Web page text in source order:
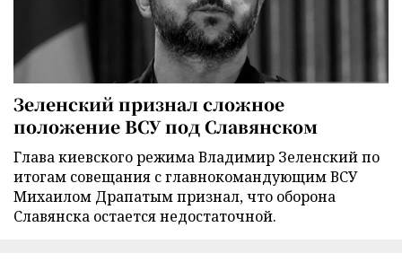
Зеленский признал сложное
положение ВСУ под Славянском
Глава киевского режима Владимир Зеленский по
итогам совещания с главнокомандующим ВСУ
Михаилом Драпатым признал, что оборона
Славянска остается недостаточной.